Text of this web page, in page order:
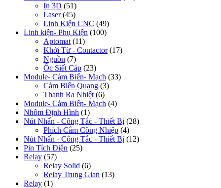
In 3D (51)
Laser (45)
Linh Kiện CNC (49)
Linh kiện- Phụ Kiện (100)
Aptomat (11)
Khởi Từ - Contactor (17)
Nguồn (7)
Ốc Siết Cáp (23)
Module- Cảm Biến- Mạch (33)
Cảm Biến Quang (3)
Thanh Ra Nhiệt (6)
Module- Cảm Biến- Mạch (4)
Nhôm Định Hình (1)
Nút Nhấn - Công Tắc - Thiết Bị (28)
Phích Cắm Công Nhiệp (4)
Nút Nhấn - Công Tắc - Thiết Bị (12)
Pin Tích Điện (25)
Relay (57)
Relay Solid (6)
Relay Trung Gian (13)
Relay (1)